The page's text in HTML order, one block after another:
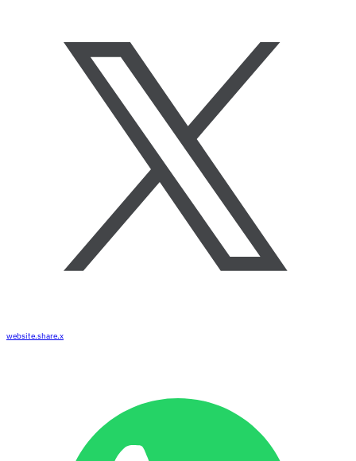
website.share.x